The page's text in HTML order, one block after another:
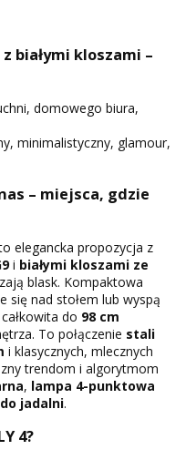
białymi kloszami –
domowego biura,
minimalistyczny, glamour,
– miejsca, gdzie
elegancka propozycja z
i białymi kloszami ze
blask. Kompaktowa
się nad stołem lub wyspą
do 98 cm
To połączenie stali
i klasycznych, mlecznych
trendom i algorytmom
, lampa 4-punktowa
jadalni.
4?